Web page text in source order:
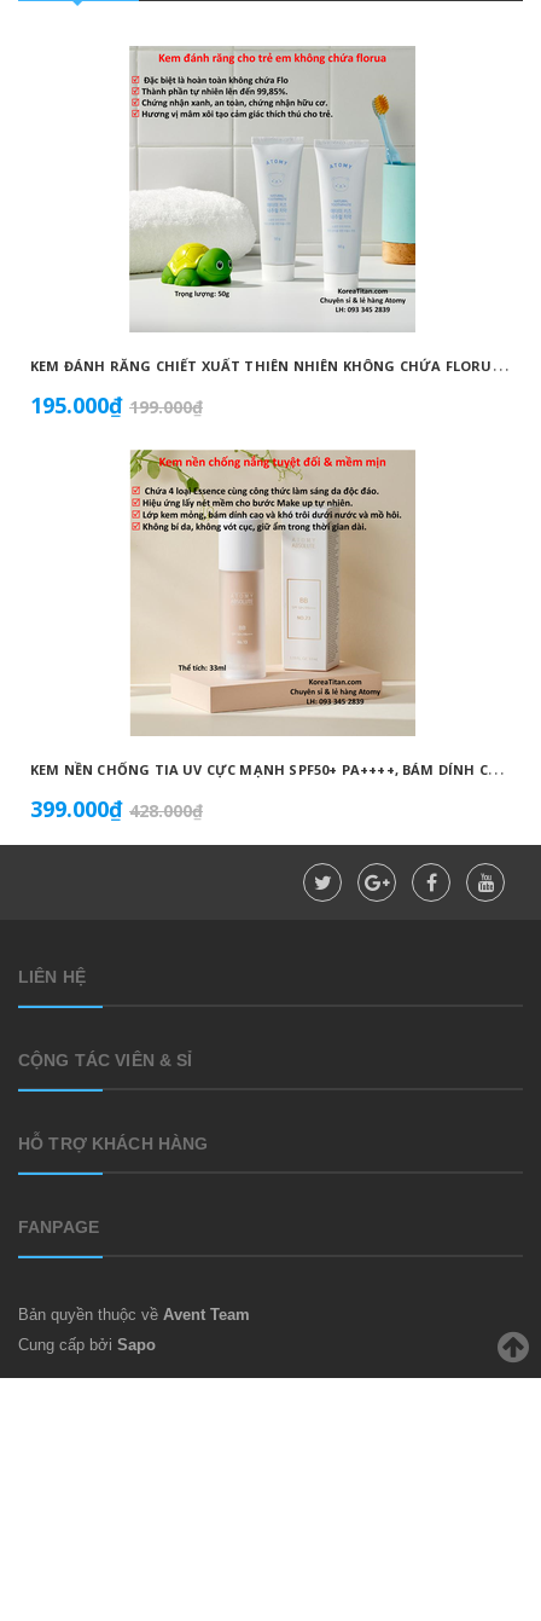
K
EM ĐÁNH RĂNG CHIẾT XUẤT THIÊN NHIÊN KHÔNG CHỨA FLORUA AN TOÀN DÀNH CHO TRẺ EM ( 50G) - ATOMY KID NATURAL TOOTHPASTE (NON FLUORIDE) - 애터미 키즈 내추럴 치약 - НАТУРАЛЬНАЯ ДЕТСКАЯ ЗУБНАЯ ПАСТА ATOMY
195.000₫ 199.000₫
K
EM NỀN CHỐNG TIA UV CỰC MẠNH SPF50+ PA++++, BÁM DÍNH CAO, KHÔNG VÓN CỤC, DƯỠNG ẨM VÀ DƯỠNG TRẮNG DA HOÀN HẢO NO.23 (MÀU BEIGE) - ATOMY BB ABSOLUTE 23 - 애터미 앱솔루트 BB - АТОМИ АБСОЛЮТ BB №23
399.000₫ 428.000₫
LIÊN HỆ
CỘNG TÁC VIÊN & SỈ
HỖ TRỢ KHÁCH HÀNG
FANPAGE
Bản quyền thuộc về Avent Team
Cung cấp bởi Sapo